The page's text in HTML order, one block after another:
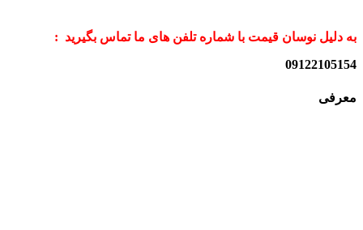
به دلیل نوسان قیمت با شماره تلفن های ما تماس بگیرید :
09122105154
معرفی